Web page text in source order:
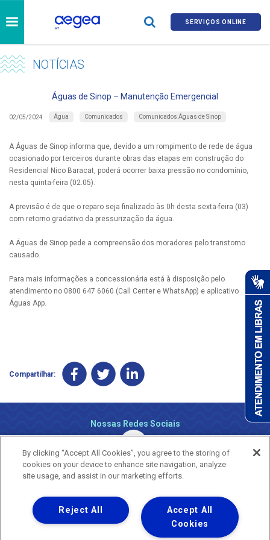
SERVIÇOS ONLINE
NOTÍCIAS
Águas de Sinop – Manutenção Emergencial
02/05/2024 Água Comunicados Comunicados Águas de Sinop
A Águas de Sinop informa que, devido a um rompimento de rede de água
ocasionado por terceiros durante obras das etapas em construção do
Residencial Nico Baracat, poderá ocorrer baixa pressão no condomínio,
nesta quinta-feira (02.05).
A previsão é de que o reparo seja finalizado às 0h desta sexta-feira (03)
com retorno gradativo da pressurização da água.
A Águas de Sinop pede a compreensão dos moradores pelo transtorno
causado.
Para mais informações a concessionária está à disposição pelo
atendimento no 0800 647 6060 (Call Center e WhatsApp) e aplicativo
Águas App.
Compartilhar:
Nossas Redes Sociais
Uma empresa
Copyright ® 2026 - Todos os Direitos Reservados.
By clicking “Accept All Cookies”, you agree to the storing of
cookies on your device to enhance site navigation, analyze
site usage, and assist in our marketing efforts.
Accept All
Cookies
Reject All